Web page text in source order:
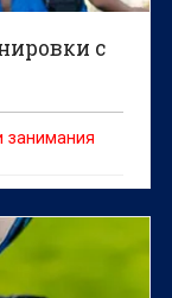
с
занимания